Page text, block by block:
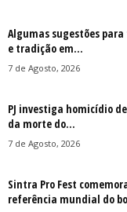
Algumas sugestões
e tradição em...
7 de Agosto, 2026
PJ investiga homicídio
da morte do...
7 de Agosto, 2026
Sintra Pro Fest
referência mundial do